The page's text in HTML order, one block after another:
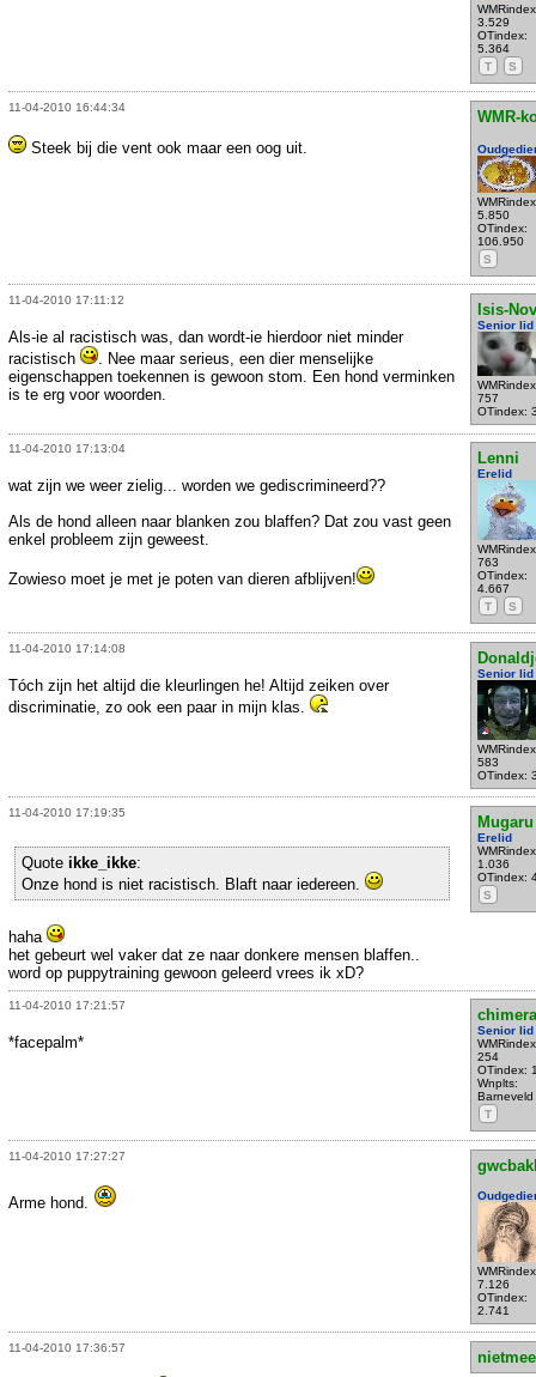
3.529
OTindex:
5.364
T
S
11-04-2010 16:44:34
WMR-
5.850
OTindex:
106.950
S
Steek bij die vent ook maar een oog uit.
11-04-2010 17:11:12
Isis-
Senior lid
757
OTindex:
Als-ie al racistisch was, dan wordt-ie hierdoor niet minder
racistisch
. Nee maar serieus, een dier menselijke
eigenschappen toekennen is gewoon stom. Een hond verminken
is te erg voor woorden.
11-04-2010 17:13:04
Lenni
Erelid
763
OTindex:
4.667
T
S
wat zijn we weer zielig... worden we gediscrimineerd??
Als de hond alleen naar blanken zou blaffen? Dat zou vast geen
enkel probleem zijn geweest.
Zowieso moet je met je poten van dieren afblijven!
11-04-2010 17:14:08
Senior lid
583
OTindex:
Tóch zijn het altijd die kleurlingen he! Altijd zeiken over
discriminatie, zo ook een paar in mijn klas.
11-04-2010 17:19:35
Mugaru
Erelid
1.036
OTindex:
S
Quote ikke_ikke:
Onze hond is niet racistisch. Blaft naar iedereen.
haha
het gebeurt wel vaker dat ze naar donkere mensen blaffen..
word op puppytraining gewoon geleerd vrees ik xD?
11-04-2010 17:21:57
Senior lid
254
OTindex:
Wnplts:
Barneveld
T
*facepalm*
11-04-2010 17:27:27
7.126
OTindex:
2.741
Arme hond.
11-04-2010 17:36:57